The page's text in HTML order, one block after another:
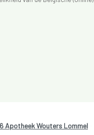
Apotheek Wouters Lommel